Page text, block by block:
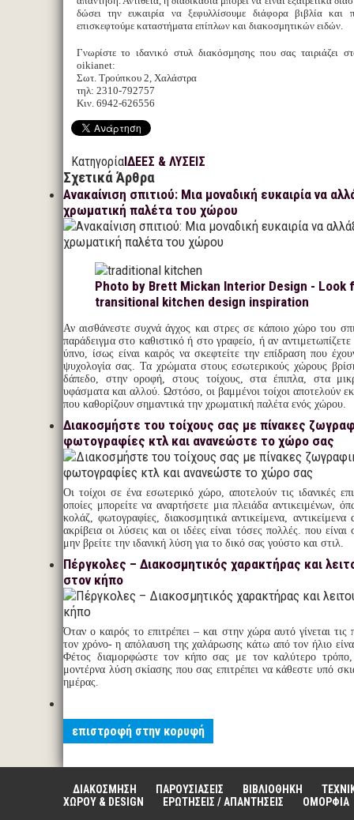
δώσει την ευκαιρία να ξεφυλλίσουμε διάφορα βιβλία και
επισκεφτούμε καταστήματα επίπλων και διακοσμητικών ειδών.
Γνωρίστε το ιδανικό στυλ διακόσμησης που σας ταιριάζει
oikianet:
Σωτ. Τρούπκου 2, Χαλάστρα
τηλ: 2310-792757
Κιν. 6942-626556
ΚατηγορίαΙΔΕΕΣ & ΛΥΣΕΙΣ
Σχετικά Άρθρα
Ανακαίνιση σπιτιού: Μια μοναδική ευκαιρία να
χρωματική παλέτα του χώρου
Photo by Brett Mickan Interior Design - Look
transitional kitchen design inspiration
Αν αισθάνεστε συχνά άγχος και στρες σε κάποιο χώρο του
παράδειγμα στο καθιστικό ή στο γραφείο, ή αν
ύπνο, ίσως είναι καιρός να σκεφτείτε την επίδραση που
ψυχολογία σας. Τα χρώματα στους εσωτερικούς χώρους
δάπεδο, στην οροφή, στους τοίχους, στα έπιπλα, στα
υφάσματα και αλλού. Ωστόσο, οι βαμμένοι τοίχοι αποτελούν
που καθορίζουν σημαντικά την χρωματική παλέτα ενός χώρου.
Διακοσμήστε του τοίχους σας με πίνακες
φωτογραφίες κτλ και ανανεώστε το χώρο σας
Οι τοίχοι σε ένα εσωτερικό χώρο, αποτελούν τις ιδανικές
οποίες μπορείτε να αναρτήσετε μια πλειάδα αντικειμένων,
κολάζ, φωτογραφίες, διακοσμητικά αντικείμενα,
ακρίβεια οι λύσεις και οι ιδέες είναι τόσες πολλές. που
μην βρείτε την ιδανική λύση για το δικό σας γούστο και στιλ.
Πέργκολες – Διακοσμητικός χαρακτήρας και
στον κήπο
Όταν ο καιρός το επιτρέπει – και στην χώρα αυτό γίνεται τις
τον χρόνο- η απόλαυση της χαλάρωσης κάτω από τον ήλιο
Φέτος διαμορφώστε τον κήπο σας με τον καλύτερο τρόπο,
μοντέρνα λύση σκίασης που σας επιτρέπει να κάθεστε υπό
ημέρας.
επιστροφή στην κορυφή
ΔΙΑΚΟΣΜΗΣΗ ΠΑΡΟΥΣΙΑΣΕΙΣ ΒΙΒΛΙΟΘΗΚΗ
ΧΩΡΟΥ & DESIGN
ΕΡΩΤΗΣΕΙΣ / ΑΠΑΝΤΗΣΕΙΣ ΟΜΟΡΦΙΑ